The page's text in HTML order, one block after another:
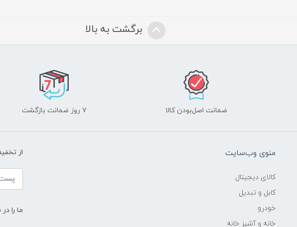
برگشت به بالا
ضمانت اصل‌بودن کالا ۷ روز ضمانت بازگشت
منوی وب‌سایت
کالای دیجیتال
کابل و تبدیل
خودرو
خانه و آشپز خانه
از
ما را